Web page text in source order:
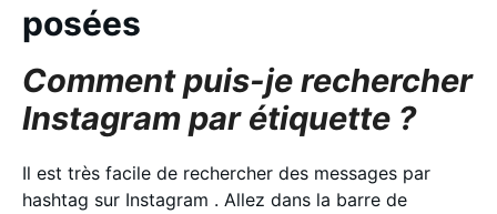
posées
Comment puis-je rechercher
Instagram par étiquette ?
Il est très facile de rechercher des messages par
hashtag sur Instagram . Allez dans la barre de